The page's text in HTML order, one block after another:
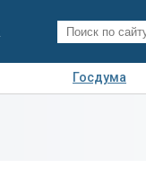
Госдума